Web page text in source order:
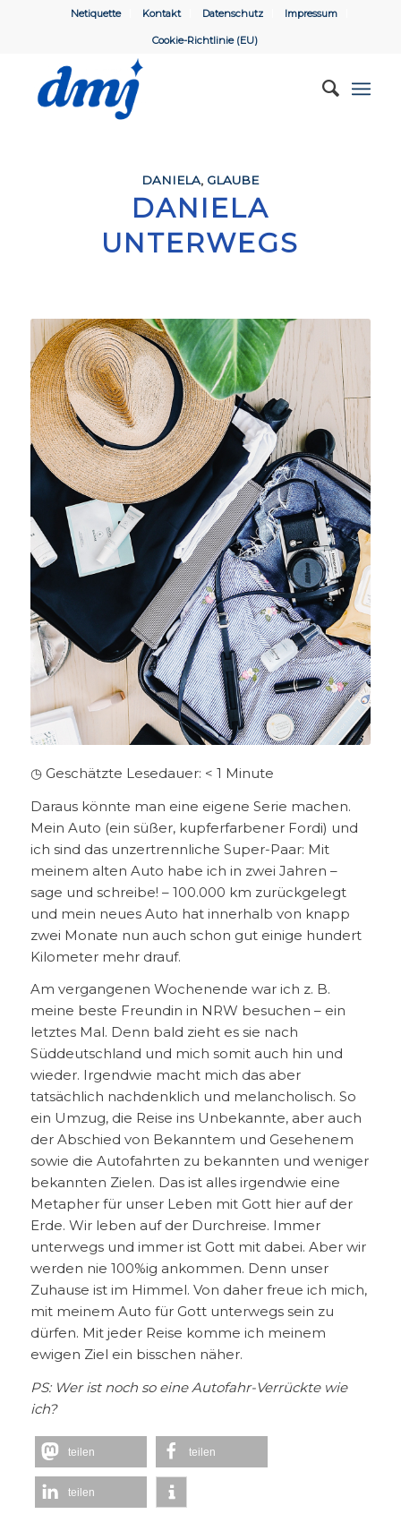
Netiquette Kontakt Datenschutz Impressum
Cookie-Richtlinie (EU)
DANIELA, GLAUBE
DANIELA
UNTERWEGS
◷ Geschätzte Lesedauer: < 1 Minute
Daraus könnte man eine eigene Serie machen.
Mein Auto (ein süßer, kupferfarbener Fordi) und
ich sind das unzertrennliche Super-Paar: Mit
meinem alten Auto habe ich in zwei Jahren –
sage und schreibe! – 100.000 km zurückgelegt
und mein neues Auto hat innerhalb von knapp
zwei Monate nun auch schon gut einige hundert
Kilometer mehr drauf.
Am vergangenen Wochenende war ich z. B.
meine beste Freundin in NRW besuchen – ein
letztes Mal. Denn bald zieht es sie nach
Süddeutschland und mich somit auch hin und
wieder. Irgendwie macht mich das aber
tatsächlich nachdenklich und melancholisch. So
ein Umzug, die Reise ins Unbekannte, aber auch
der Abschied von Bekanntem und Gesehenem
sowie die Autofahrten zu bekannten und weniger
bekannten Zielen. Das ist alles irgendwie eine
Metapher für unser Leben mit Gott hier auf der
Erde. Wir leben auf der Durchreise. Immer
unterwegs und immer ist Gott mit dabei. Aber wir
werden nie 100%ig ankommen. Denn unser
Zuhause ist im Himmel. Von daher freue ich mich,
mit meinem Auto für Gott unterwegs sein zu
dürfen. Mit jeder Reise komme ich meinem
ewigen Ziel ein bisschen näher.
PS: Wer ist noch so eine Autofahr-Verrückte wie
ich?
teilen teilen
teilen